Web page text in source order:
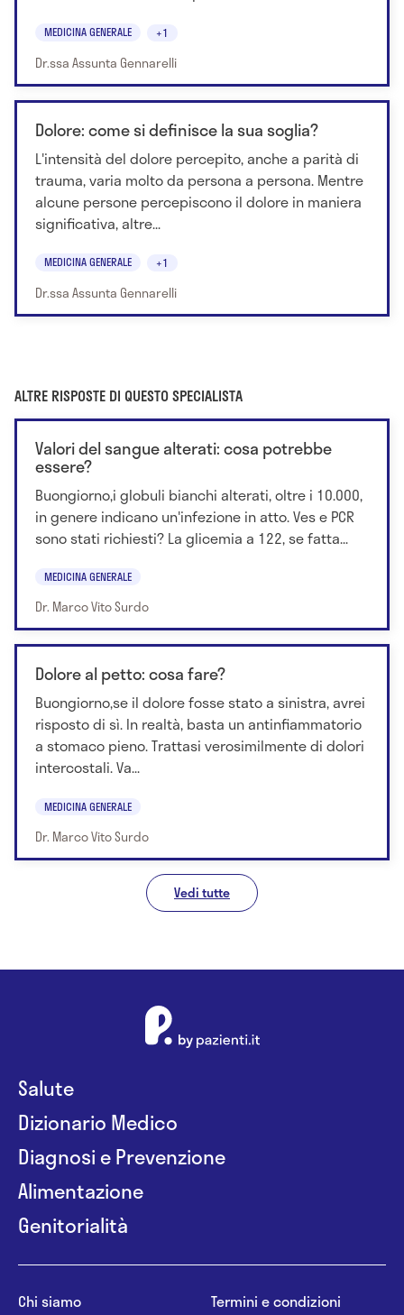
MEDICINA GENERALE +1
Dr.ssa Assunta Gennarelli
Dolore: come si definisce la sua soglia?
L'intensità del dolore percepito, anche a parità di
trauma, varia molto da persona a persona. Mentre
alcune persone percepiscono il dolore in maniera
significativa, altre...
MEDICINA GENERALE +1
Dr.ssa Assunta Gennarelli
ALTRE RISPOSTE DI QUESTO SPECIALISTA
Valori del sangue alterati: cosa potrebbe
essere?
Buongiorno,i globuli bianchi alterati, oltre i 10.000,
in genere indicano un'infezione in atto. Ves e PCR
sono stati richiesti? La glicemia a 122, se fatta...
MEDICINA GENERALE
Dr. Marco Vito Surdo
Dolore al petto: cosa fare?
Buongiorno,se il dolore fosse stato a sinistra, avrei
risposto di sì. In realtà, basta un antinfiammatorio
a stomaco pieno. Trattasi verosimilmente di dolori
intercostali. Va...
MEDICINA GENERALE
Dr. Marco Vito Surdo
Vedi tutte
Salute
Dizionario Medico
Diagnosi e Prevenzione
Alimentazione
Genitorialità
Chi siamo
Termini e condizioni